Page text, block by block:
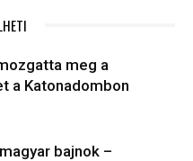
meg a
a Katonadombon
bajnok –